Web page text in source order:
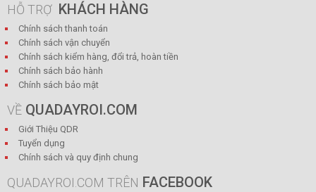
HỖ TRỢ KHÁCH HÀNG
Chính sách thanh toán
Chính sách vận chuyển
Chính sách kiểm hàng, đổi trả, hoàn tiền
Chính sách bảo hành
Chính sách bảo mật
VỀ QUADAYROI.COM
Giới Thiệu QDR
Tuyển dụng
Chính sách và quy định chung
QUADAYROI.COM TRÊN FACEBOOK